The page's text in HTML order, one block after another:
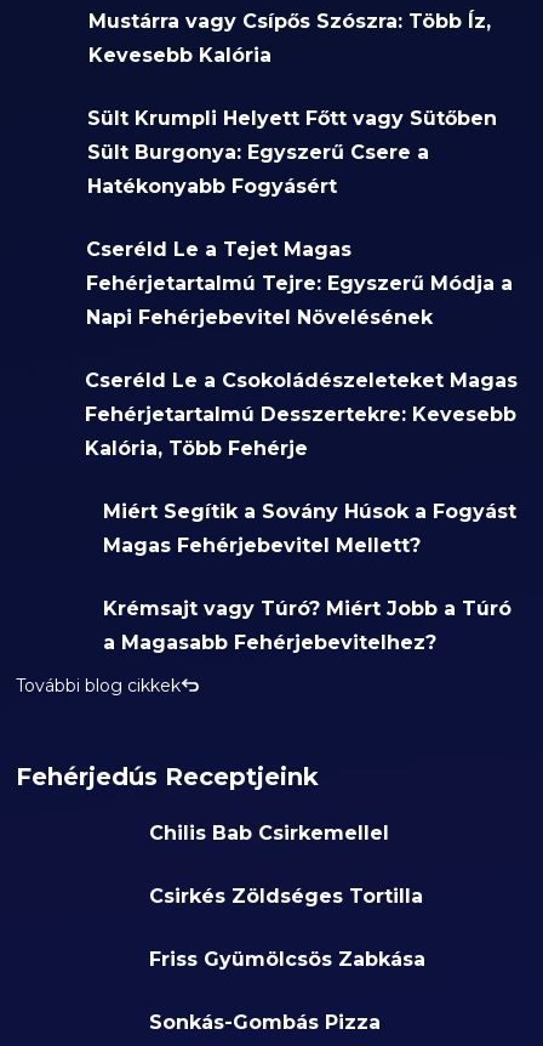
Mustárra vagy Csípős Szószra: Több Íz,
Kevesebb Kalória
Sült Krumpli Helyett Főtt vagy Sütőben
Sült Burgonya: Egyszerű Csere a
Hatékonyabb Fogyásért
Cseréld Le a Tejet Magas
Fehérjetartalmú Tejre: Egyszerű Módja a
Napi Fehérjebevitel Növelésének
Cseréld Le a Csokoládészeleteket Magas
Fehérjetartalmú Desszertekre: Kevesebb
Kalória, Több Fehérje
Miért Segítik a Sovány Húsok a Fogyást
Magas Fehérjebevitel Mellett?
Krémsajt vagy Túró? Miért Jobb a Túró
a Magasabb Fehérjebevitelhez?
További blog cikkek
Fehérjedús Receptjeink
Chilis Bab Csirkemellel
Csirkés Zöldséges Tortilla
Friss Gyümölcsös Zabkása
Sonkás-Gombás Pizza